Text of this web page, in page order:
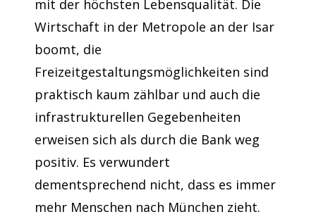
mit der höchsten Lebensqualität. Die
Wirtschaft in der Metropole an der Isar
boomt, die
Freizeitgestaltungsmöglichkeiten sind
praktisch kaum zählbar und auch die
infrastrukturellen Gegebenheiten
erweisen sich als durch die Bank weg
positiv. Es verwundert
dementsprechend nicht, dass es immer
mehr Menschen nach München zieht.